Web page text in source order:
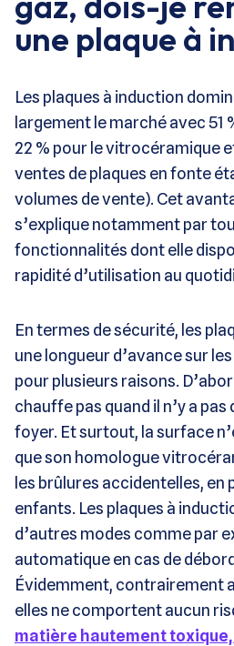
une plaque à
Les plaques à induction
largement le marché avec 51
22 % pour le vitrocéramique
ventes de plaques en fonte
volumes de vente). Cet
s’explique notamment par
fonctionnalités dont elle
rapidité d’utilisation au
En termes de sécurité, les
une longueur d’avance sur
pour plusieurs raisons.
chauffe pas quand il n’y a
foyer. Et surtout, la surface
que son homologue
les brûlures accidentelles, en
enfants. Les plaques à
d’autres modes comme par
automatique en cas de
Évidemment, contrairement
elles ne comportent aucun
matière hautement